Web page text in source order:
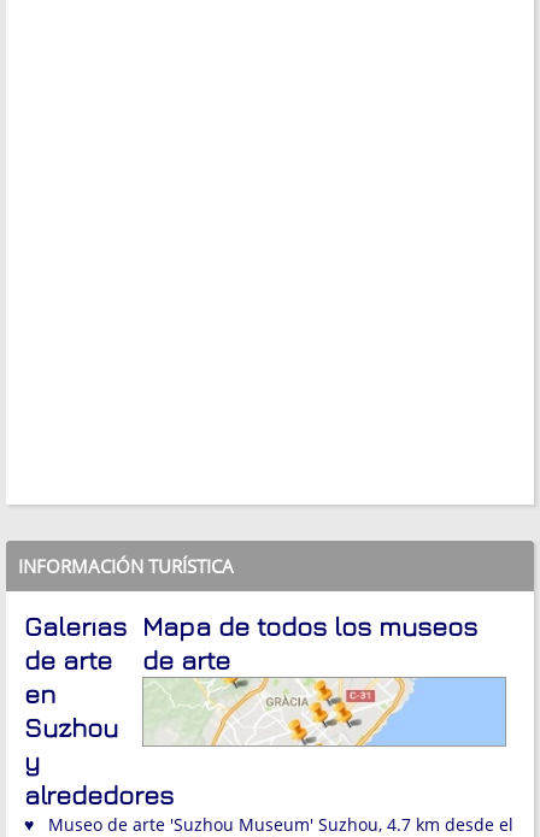
INFORMACIÓN TURÍSTICA
Mapa de todos los museos
de arte
Galerías
de arte
en
Suzhou
y
alrededores
♥ Museo de arte 'Suzhou Museum' Suzhou, 4.7 km desde el